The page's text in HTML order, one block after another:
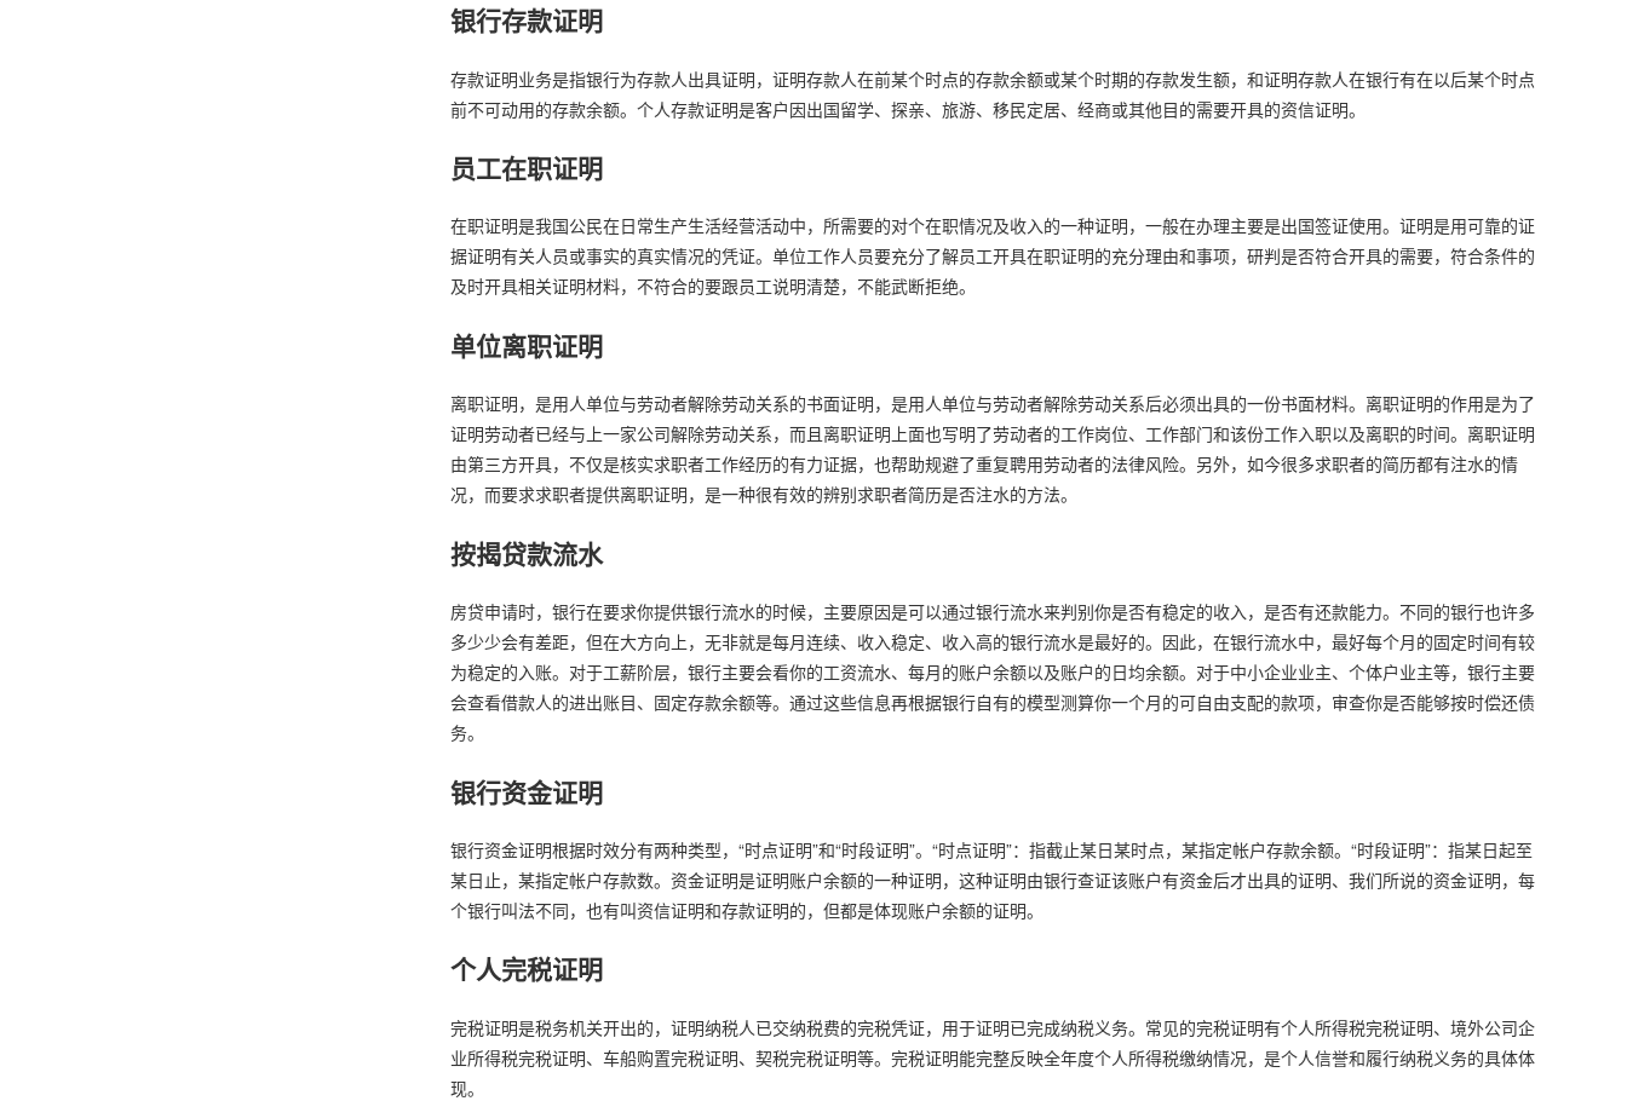
银行存款证明
存款证明业务是指银行为存款人出具证明，证明存款人在前某个时点的存款余额或某个时期的存款发生额，和证明存款人在银行有在以后某个时点
前不可动用的存款余额。个人存款证明是客户因出国留学、探亲、旅游、移民定居、经商或其他目的需要开具的资信证明。
员工在职证明
在职证明是我国公民在日常生产生活经营活动中，所需要的对个在职情况及收入的一种证明，一般在办理主要是出国签证使用。证明是用可靠的证
据证明有关人员或事实的真实情况的凭证。单位工作人员要充分了解员工开具在职证明的充分理由和事项，研判是否符合开具的需要，符合条件的
及时开具相关证明材料，不符合的要跟员工说明清楚，不能武断拒绝。
单位离职证明
离职证明，是用人单位与劳动者解除劳动关系的书面证明，是用人单位与劳动者解除劳动关系后必须出具的一份书面材料。离职证明的作用是为了
证明劳动者已经与上一家公司解除劳动关系，而且离职证明上面也写明了劳动者的工作岗位、工作部门和该份工作入职以及离职的时间。离职证明
由第三方开具，不仅是核实求职者工作经历的有力证据，也帮助规避了重复聘用劳动者的法律风险。另外，如今很多求职者的简历都有注水的情
况，而要求求职者提供离职证明，是一种很有效的辨别求职者简历是否注水的方法。
按揭贷款流水
房贷申请时，银行在要求你提供银行流水的时候，主要原因是可以通过银行流水来判别你是否有稳定的收入，是否有还款能力。不同的银行也许多
多少少会有差距，但在大方向上，无非就是每月连续、收入稳定、收入高的银行流水是最好的。因此，在银行流水中，最好每个月的固定时间有较
为稳定的入账。对于工薪阶层，银行主要会看你的工资流水、每月的账户余额以及账户的日均余额。对于中小企业业主、个体户业主等，银行主要
会查看借款人的进出账目、固定存款余额等。通过这些信息再根据银行自有的模型测算你一个月的可自由支配的款项，审查你是否能够按时偿还债
务。
银行资金证明
银行资金证明根据时效分有两种类型，“时点证明”和“时段证明”。“时点证明”：指截止某日某时点，某指定帐户存款余额。“时段证明”：指某日起至
某日止，某指定帐户存款数。资金证明是证明账户余额的一种证明，这种证明由银行查证该账户有资金后才出具的证明、我们所说的资金证明，每
个银行叫法不同，也有叫资信证明和存款证明的，但都是体现账户余额的证明。
个人完税证明
完税证明是税务机关开出的，证明纳税人已交纳税费的完税凭证，用于证明已完成纳税义务。常见的完税证明有个人所得税完税证明、境外公司企
业所得税完税证明、车船购置完税证明、契税完税证明等。完税证明能完整反映全年度个人所得税缴纳情况，是个人信誉和履行纳税义务的具体体
现。